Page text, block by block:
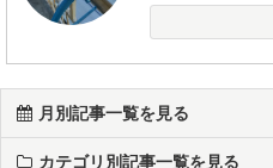
月別記事一覧を見る
カテゴリ別記事一覧を見る